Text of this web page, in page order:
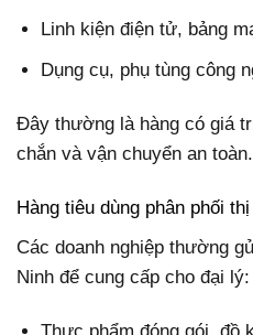
Linh kiện điện tử, bảng
Dụng cụ, phụ tùng công
Đây thường là hàng có giá
chắn và vận chuyển an toàn.
Hàng tiêu dùng phân phối
Các doanh nghiệp thường
Ninh để cung cấp cho đại lý: